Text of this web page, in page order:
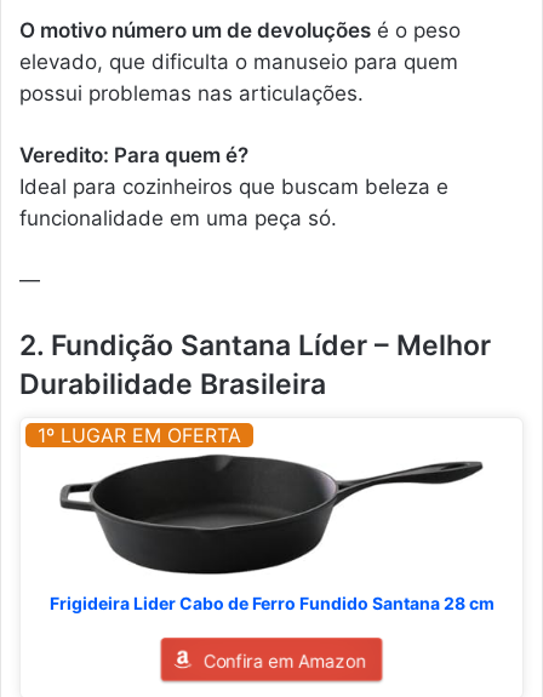
O motivo número um de devoluções é o peso
elevado, que dificulta o manuseio para quem
possui problemas nas articulações.
Veredito: Para quem é?
Ideal para cozinheiros que buscam beleza e
funcionalidade em uma peça só.
—
2. Fundição Santana Líder – Melhor
Durabilidade Brasileira
1º LUGAR EM OFERTA
Frigideira Lider Cabo de Ferro Fundido Santana 28 cm
Confira em Amazon